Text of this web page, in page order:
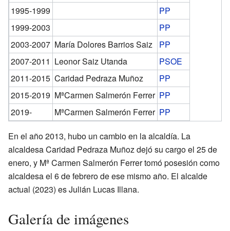
1995-1999
PP
1999-2003
PP
2003-2007 María Dolores Barrios Saiz
PP
2007-2011 Leonor Saiz Utanda
PSOE
2011-2015 Caridad Pedraza Muñoz
PP
2015-2019 MªCarmen Salmerón Ferrer PP
2019-
MªCarmen Salmerón Ferrer PP
En el año 2013, hubo un cambio en la alcaldía. La
alcaldesa Caridad Pedraza Muñoz dejó su cargo el 25 de
enero, y Mª Carmen Salmerón Ferrer tomó posesión como
alcaldesa el 6 de febrero de ese mismo año. El alcalde
actual (2023) es Julián Lucas Illana.
Galería de imágenes